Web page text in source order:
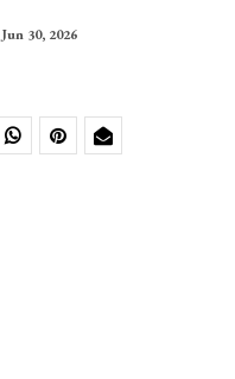
Jun 30, 2026